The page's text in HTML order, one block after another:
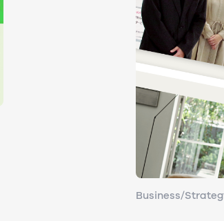
Business/
Business/